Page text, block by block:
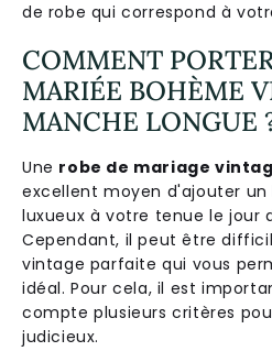
de robe qui correspond à
COMMENT
MARIÉE BOHÈME
MANCHE LONGUE
Une robe de mariage
excellent moyen d'ajouter
luxueux à votre tenue le jour
Cependant, il peut être
vintage parfaite qui vous
idéal. Pour cela, il est
compte plusieurs critères
judicieux.